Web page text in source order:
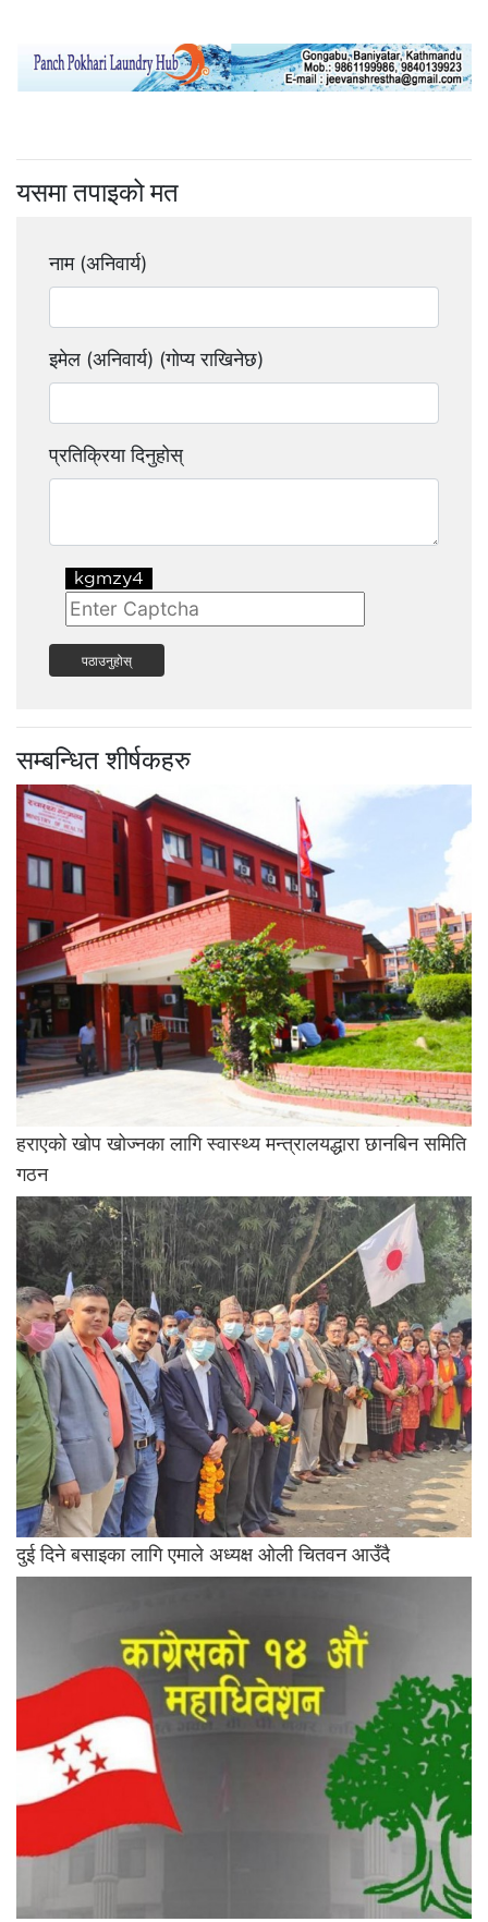
यसमा तपाइको मत
नाम (अनिवार्य)
इमेल (अनिवार्य) (गोप्य राखिनेछ)
प्रतिक्रिया दिनुहोस्
पठाउनुहोस्
सम्बन्धित शीर्षकहरु
हराएको खोप खोज्नका लागि स्वास्थ्य मन्त्रालयद्धारा छानबिन समिति
गठन
दुई दिने बसाइका लागि एमाले अध्यक्ष ओली चितवन आउँदै